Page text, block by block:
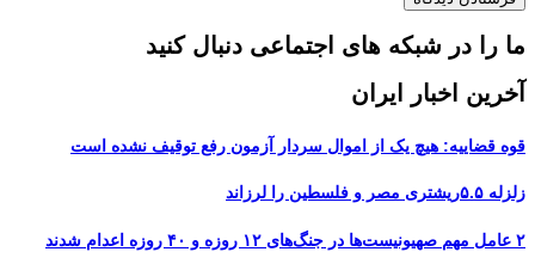
ما را در شبکه های اجتماعی دنبال کنید
آخرین اخبار ایران
قوه قضاییه: هیچ یک از اموال سردار آزمون رفع توقیف نشده است
زلزله ۵.۵ریشتری مصر و فلسطین را لرزاند
۲ عامل مهم صهیونیست‌ها در جنگ‌های ۱۲ روزه و ۴۰ روزه اعدام شدند